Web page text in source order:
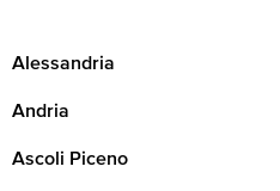
Alessandria
Andria
Ascoli Piceno